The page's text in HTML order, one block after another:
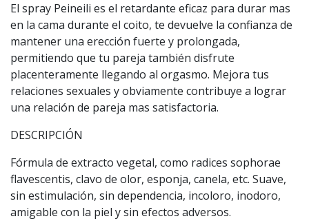
El spray Peineili es el retardante eficaz para durar mas
en la cama durante el coito, te devuelve la confianza de
mantener una erección fuerte y prolongada,
permitiendo que tu pareja también disfrute
placenteramente llegando al orgasmo. Mejora tus
relaciones sexuales y obviamente contribuye a lograr
una relación de pareja mas satisfactoria.
DESCRIPCIÓN
Fórmula de extracto vegetal, como radices sophorae
flavescentis, clavo de olor, esponja, canela, etc. Suave,
sin estimulación, sin dependencia, incoloro, inodoro,
amigable con la piel y sin efectos adversos.